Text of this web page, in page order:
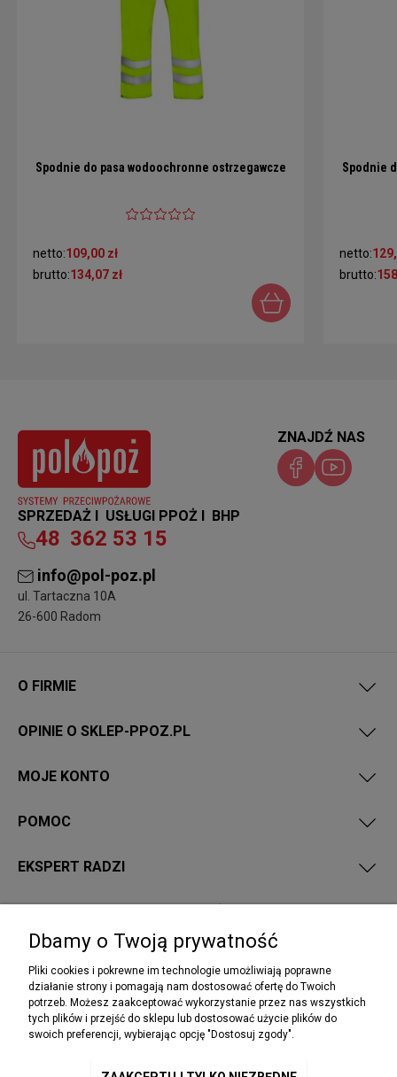
Spodnie do pasa wodoochronne ostrzegawcze
netto:109,00 zł
brutto:134,07 zł
Spodnie
netto:
brutto:
SPRZEDAŻ I USŁUGI PPOŻ I BHP
48 362 53 15
info@pol-poz.pl
ul. Tartaczna 10A
26-600 Radom
ZNAJDŹ NAS
O FIRMIE
OPINIE O SKLEP-PPOZ.PL
MOJE KONTO
POMOC
EKSPERT RADZI
NEWSLETTER
Podaj swój adres e-mail, jeżeli chcesz otrzymywać
Dbamy o Twoją prywatność
Pliki cookies i pokrewne im technologie umożliwiają poprawne
działanie strony i pomagają nam dostosować ofertę do Twoich
potrzeb. Możesz zaakceptować wykorzystanie przez nas wszystkich
tych plików i przejść do sklepu lub dostosować użycie plików do
swoich preferencji, wybierając opcję "Dostosuj zgody".